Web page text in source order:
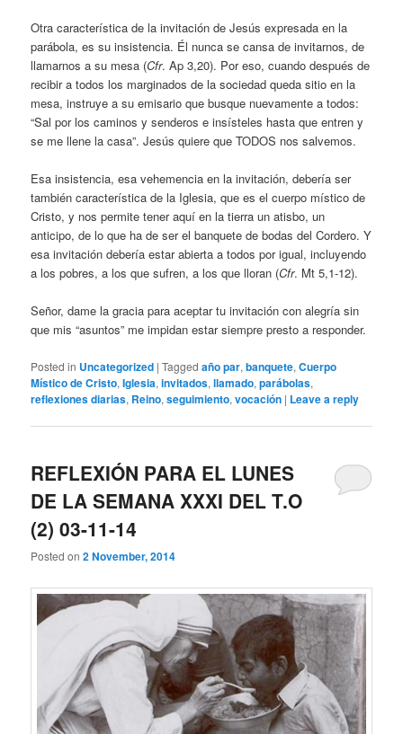
Otra característica de la invitación de Jesús expresada en la
parábola, es su insistencia. Él nunca se cansa de invitarnos, de
llamarnos a su mesa (Cfr. Ap 3,20). Por eso, cuando después de
recibir a todos los marginados de la sociedad queda sitio en la
mesa, instruye a su emisario que busque nuevamente a todos:
“Sal por los caminos y senderos e insísteles hasta que entren y
se me llene la casa”. Jesús quiere que TODOS nos salvemos.
Esa insistencia, esa vehemencia en la invitación, debería ser
también característica de la Iglesia, que es el cuerpo místico de
Cristo, y nos permite tener aquí en la tierra un atisbo, un
anticipo, de lo que ha de ser el banquete de bodas del Cordero. Y
esa invitación debería estar abierta a todos por igual, incluyendo
a los pobres, a los que sufren, a los que lloran (Cfr. Mt 5,1-12).
Señor, dame la gracia para aceptar tu invitación con alegría sin
que mis “asuntos” me impidan estar siempre presto a responder.
Posted in Uncategorized |Tagged año par,banquete,Cuerpo
Místico de Cristo,Iglesia,invitados,llamado,parábolas,
reflexiones diarias, Reino,seguimiento,vocación | Leave a reply
REFLEXIÓN PARA EL LUNES
DE LA SEMANA XXXI DEL T.O
(2) 03-11-14
Posted on2 November, 2014